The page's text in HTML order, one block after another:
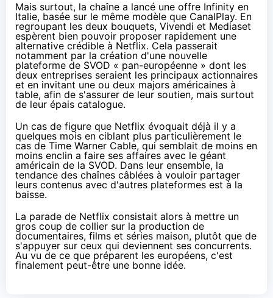
Mais surtout, la chaîne a lancé une offre Infinity en
Italie, basée sur le même modèle que CanalPlay. En
regroupant les deux bouquets, Vivendi et Mediaset
espèrent bien pouvoir proposer rapidement une
alternative crédible à Netflix. Cela passerait
notamment par la création d'une nouvelle
plateforme de SVOD « pan-européenne » dont les
deux entreprises seraient les principaux actionnaires
et en invitant une ou deux majors américaines à
table, afin de s'assurer de leur soutien, mais surtout
de leur épais catalogue.
Un cas de figure que Netflix évoquait déjà il y a
quelques mois en ciblant plus particulièrement le
cas de Time Warner Cable, qui semblait de moins en
moins enclin a faire ses affaires avec le géant
américain de la SVOD. Dans leur ensemble, la
tendance des chaînes câblées à vouloir partager
leurs contenus avec d'autres plateformes est à la
baisse.
La parade de Netflix consistait alors à mettre un
gros coup de collier sur la production de
documentaires, films et séries maison, plutôt que de
s'appuyer sur ceux qui deviennent ses concurrents.
Au vu de ce que préparent les européens, c'est
finalement peut-être une bonne idée.